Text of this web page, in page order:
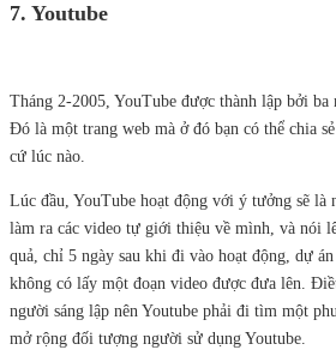
7. Youtube
Tháng 2-2005, YouTube được thành lập bởi ba
Đó là một trang web mà ở đó bạn có thể chia
cứ lúc nào.
Lúc đầu, YouTube hoạt động với ý tưởng sẽ là
làm ra các video tự giới thiệu về mình, và nói
quả, chỉ 5 ngày sau khi đi vào hoạt động, dự
không có lấy một đoạn video được đưa lên.
người sáng lập nên Youtube phải đi tìm một
mở rộng đối tượng người sử dụng Youtube.